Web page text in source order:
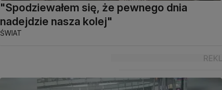
"Spodziewałem się, że pewnego dnia
nadejdzie nasza kolej"
ŚWIAT